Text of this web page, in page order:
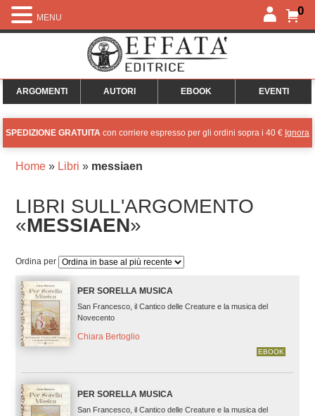
0
ARGOMENTI AUTORI EBOOK EVENTI
SPEDIZIONE GRATUITA con corriere espresso per gli ordini sopra i 40 € Ignora
Home» Libri » messiaen
LIBRI SULL'ARGOMENTO
«MESSIAEN»
Ordina per
PER SORELLA MUSICA
San Francesco, il Cantico delle Creature e la musica del
Novecento
Chiara Bertoglio
EBOOK
PER SORELLA MUSICA
San Francesco, il Cantico delle Creature e la musica del
MENU